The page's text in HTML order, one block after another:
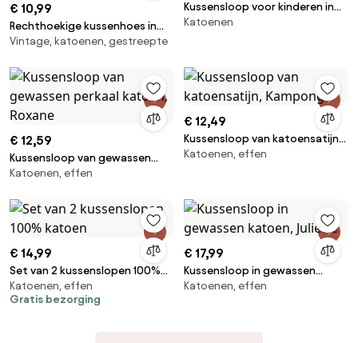
€ 10,99
Rechthoekige kussenhoes in
katoen, Sajia
Vintage, katoenen, gestreepte
Kussensloop voor kinderen in
katoen, Macha
Katoenen
€ 12,59
Kussensloop van gewassen
perkaal katoen, Roxane
Katoenen, effen
€ 12,49
Kussensloop van katoensatijn,
Kampong
Katoenen, effen
€ 14,99
Set van 2 kussenslopen 100%
katoen
Katoenen, effen
Gratis bezorging
€ 17,99
Kussensloop in gewassen
katoen, Juliette
Katoenen, effen